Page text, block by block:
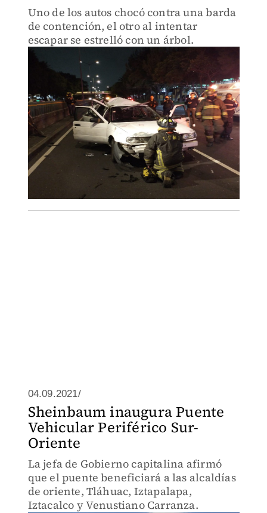
Uno de los autos chocó contra una barda
de contención, el otro al intentar
escapar se estrelló con un árbol.
04.09.2021/
Sheinbaum inaugura Puente
Vehicular Periférico Sur-
Oriente
La jefa de Gobierno capitalina afirmó
que el puente beneficiará a las alcaldías
de oriente, Tláhuac, Iztapalapa,
Iztacalco y Venustiano Carranza.